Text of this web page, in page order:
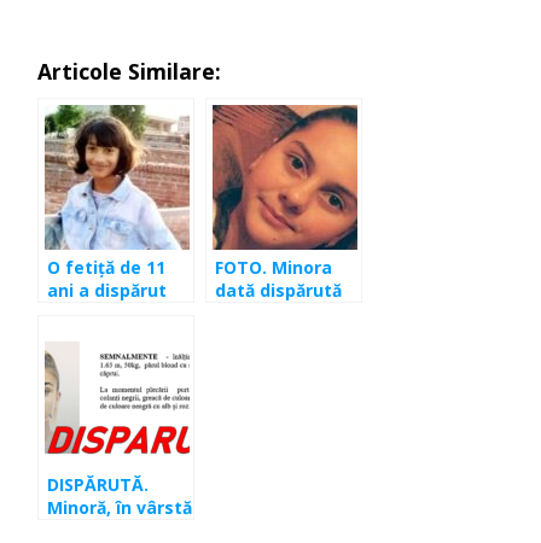
Articole Similare:
O fetiţă de 11
ani a dispărut
poliţia o caută
disperaţi
FOTO. Minora
dată dispărută
DISPĂRUTĂ.
Minoră, în vârstă